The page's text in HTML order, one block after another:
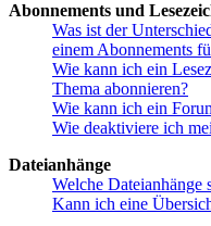
Abonnements und
Was ist der
einem Abonnements
Wie kann ich ein
Thema abonnieren?
Wie kann ich ein
Wie deaktiviere ich
Dateianhänge
Welche Dateianhänge
Kann ich eine